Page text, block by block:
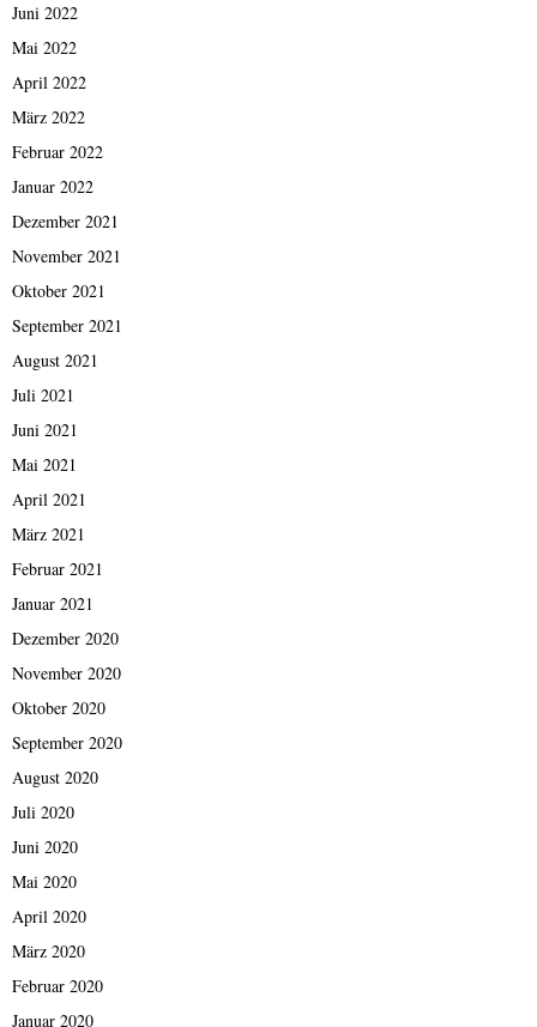
Juni 2022
Mai 2022
April 2022
März 2022
Februar 2022
Januar 2022
Dezember 2021
November 2021
Oktober 2021
September 2021
August 2021
Juli 2021
Juni 2021
Mai 2021
April 2021
März 2021
Februar 2021
Januar 2021
Dezember 2020
November 2020
Oktober 2020
September 2020
August 2020
Juli 2020
Juni 2020
Mai 2020
April 2020
März 2020
Februar 2020
Januar 2020